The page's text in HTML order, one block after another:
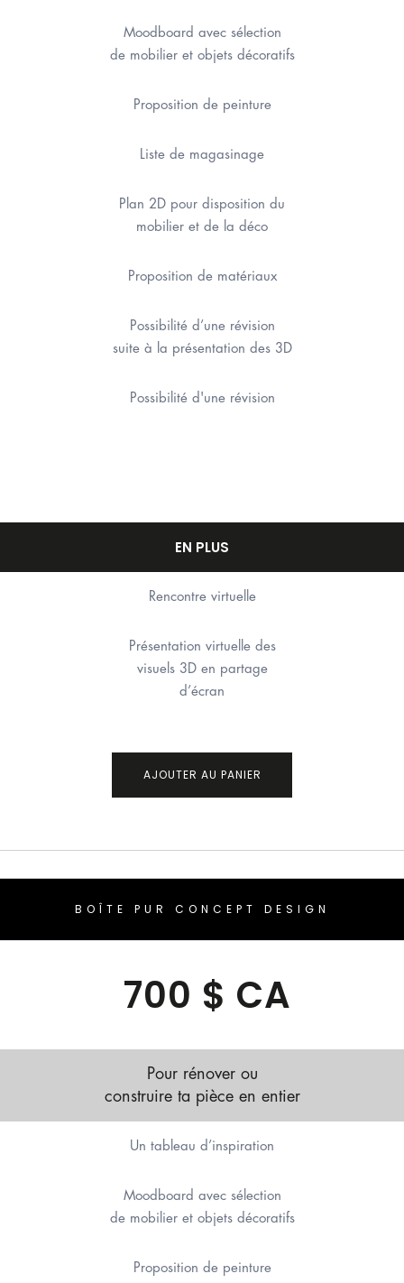
Moodboard avec sélection
de mobilier et objets décoratifs
Proposition de peinture
Liste de magasinage
Plan 2D pour disposition du
mobilier et de la déco
Proposition de matériaux
Possibilité d’une révision
suite à la présentation des 3D
Possibilité d'une révision
EN PLUS
Rencontre virtuelle
Présentation virtuelle des
visuels 3D en partage
d’écran
BOÎTE PUR CONCEPT DESIGN
700 $ CA
Pour rénover ou
construire ta pièce en entier
Un tableau d’inspiration
Moodboard avec sélection
de mobilier et objets décoratifs
Proposition de peinture